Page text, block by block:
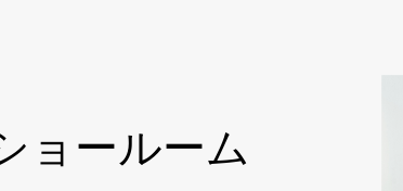
ョールーム